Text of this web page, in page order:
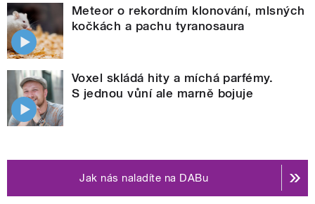
Meteor o rekordním klonování, mlsných
kočkách a pachu tyranosaura
Voxel skládá hity a míchá parfémy.
S jednou vůní ale marně bojuje
Jak nás naladíte na DABu